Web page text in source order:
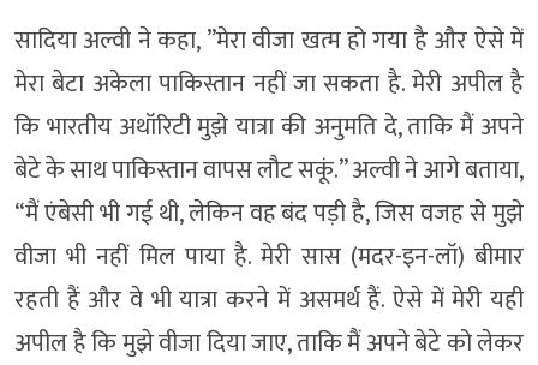
सादिया अल्वी ने कहा, ”मेरा वीजा खत्म हो गया है और ऐसे में
मेरा बेटा अकेला पाकिस्तान नहीं जा सकता है. मेरी अपील है
कि भारतीय अथॉरिटी मुझे यात्रा की अनुमति दे, ताकि मैं अपने
बेटे के साथ पाकिस्तान वापस लौट सकूं.” अल्वी ने आगे बताया,
“मैं एंबेसी भी गई थी, लेकिन वह बंद पड़ी है, जिस वजह से मुझे
वीजा भी नहीं मिल पाया है. मेरी सास (मदर-इन-लॉ) बीमार
रहती हैं और वे भी यात्रा करने में असमर्थ हैं. ऐसे में मेरी यही
अपील है कि मुझे वीजा दिया जाए, ताकि मैं अपने बेटे को लेकर